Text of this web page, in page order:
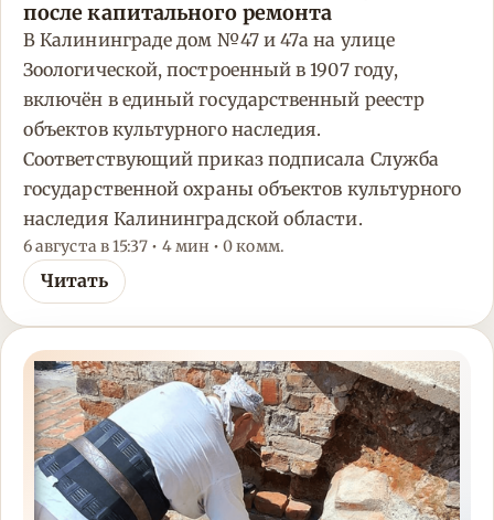
после капитального ремонта
В Калининграде дом №47 и 47а на улице
Зоологической, построенный в 1907 году,
включён в единый государственный реестр
объектов культурного наследия.
Соответствующий приказ подписала Служба
государственной охраны объектов культурного
наследия Калининградской области.
6 августа в 15:37 • 4 мин • 0 комм.
Читать